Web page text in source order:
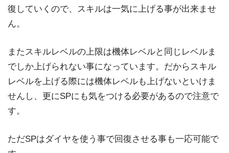
復していくので、スキルは一気に上げる事が出来ませ
ん。
またスキルレベルの上限は機体レベルと同じレベルま
でしか上げられない事になっています。だからスキル
レベルを上げる際には機体レベルも上げないといけま
せんし、更にSPにも気をつける必要があるので注意で
す。
ただSPはダイヤを使う事で回復させる事も一応可能で